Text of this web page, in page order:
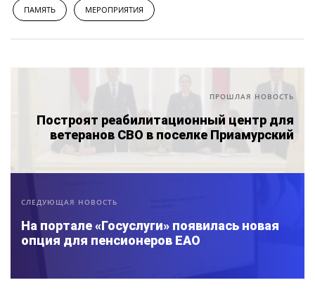
ПАМЯТЬ МЕРОПРИЯТИЯ
ПРОШЛАЯ НОВОСТЬ
Построят реабилитационный центр для
ветеранов СВО в поселке Приамурский
СЛЕДУЮЩАЯ НОВОСТЬ
На портале «Госуслуги» появилась новая
опция для пенсионеров ЕАО